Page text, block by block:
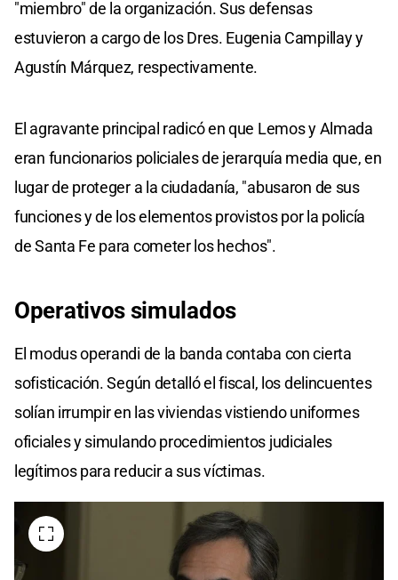
"miembro" de la organización. Sus defensas
estuvieron a cargo de los Dres. Eugenia Campillay y
Agustín Márquez, respectivamente.
El agravante principal radicó en que Lemos y Almada
eran funcionarios policiales de jerarquía media que, en
lugar de proteger a la ciudadanía, "abusaron de sus
funciones y de los elementos provistos por la policía
de Santa Fe para cometer los hechos".
Operativos simulados
El modus operandi de la banda contaba con cierta
sofisticación. Según detalló el fiscal, los delincuentes
solían irrumpir en las viviendas vistiendo uniformes
oficiales y simulando procedimientos judiciales
legítimos para reducir a sus víctimas.